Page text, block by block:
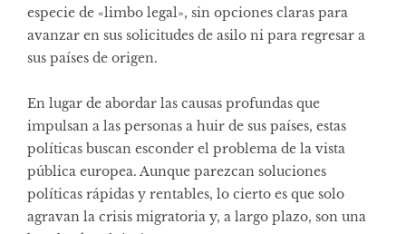
especie de «limbo legal», sin opciones claras para
avanzar en sus solicitudes de asilo ni para regresar a
sus países de origen.
En lugar de abordar las causas profundas que
impulsan a las personas a huir de sus países, estas
políticas buscan esconder el problema de la vista
pública europea. Aunque parezcan soluciones
políticas rápidas y rentables, lo cierto es que solo
agravan la crisis migratoria y, a largo plazo, son una